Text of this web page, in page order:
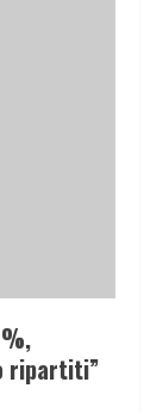
ripartiti”